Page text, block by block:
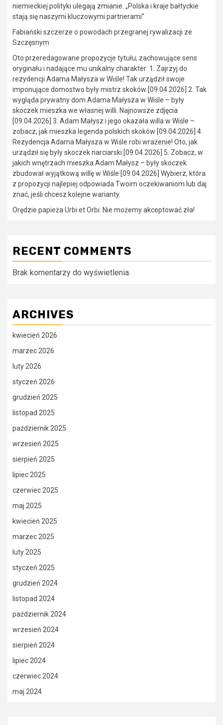
niemieckiej polityki ulegają zmianie. „Polska i kraje bałtyckie
stają się naszymi kluczowymi partnerami”
Fabiański szczerze o powodach przegranej rywalizacji ze
Szczęsnym
Oto przeredagowane propozycje tytułu, zachowujące sens
oryginału i nadające mu unikalny charakter: 1. Zajrzyj do
rezydencji Adama Małysza w Wiśle! Tak urządził swoje
imponujące domostwo były mistrz skoków [09.04.2026] 2. Tak
wygląda prywatny dom Adama Małysza w Wiśle – były
skoczek mieszka we własnej willi. Najnowsze zdjęcia
[09.04.2026] 3. Adam Małysz i jego okazała willa w Wiśle –
zobacz, jak mieszka legenda polskich skoków [09.04.2026] 4.
Rezydencja Adama Małysza w Wiśle robi wrażenie! Oto, jak
urządził się były skoczek narciarski [09.04.2026] 5. Zobacz, w
jakich wnętrzach mieszka Adam Małysz – były skoczek
zbudował wyjątkową willę w Wiśle [09.04.2026] Wybierz, która
z propozycji najlepiej odpowiada Twoim oczekiwaniom lub daj
znać, jeśli chcesz kolejne warianty.
Orędzie papieża Urbi et Orbi: Nie możemy akceptować zła!
RECENT COMMENTS
Brak komentarzy do wyświetlenia.
ARCHIVES
kwiecień 2026
marzec 2026
luty 2026
styczeń 2026
grudzień 2025
listopad 2025
październik 2025
wrzesień 2025
sierpień 2025
lipiec 2025
czerwiec 2025
maj 2025
kwiecień 2025
marzec 2025
luty 2025
styczeń 2025
grudzień 2024
listopad 2024
październik 2024
wrzesień 2024
sierpień 2024
lipiec 2024
czerwiec 2024
maj 2024